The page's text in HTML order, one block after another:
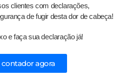
clientes com declarações,
de fugir desta dor de cabeça!
e faça sua declaração já!
agora